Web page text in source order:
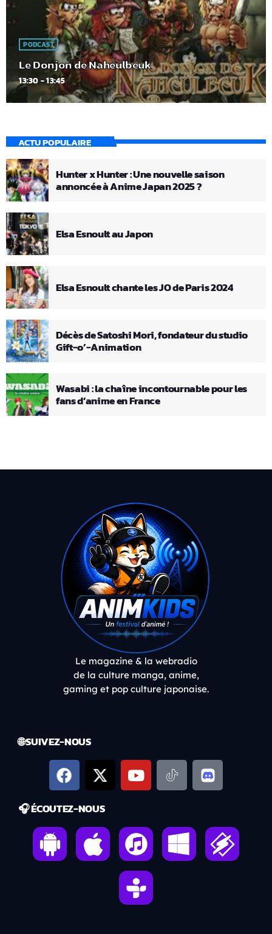
PODCAST
Le Donjon de Naheulbeuk
13:30 - 13:45
ACTU POPULAIRE
Hunter x Hunter : Une nouvelle saison
annoncée à Anime Japan 2025 ?
Elsa Esnoult au Japon
Elsa Esnoult chante les JO de Paris 2024
Décès de Satoshi Mori, fondateur du studio
Gift-o’-Animation
Wasabi : la chaîne incontournable pour les
fans d’anime en France
Le magazine & la webradio
de la culture manga, anime,
gaming et pop culture japonaise.
🌐 SUIVEZ-NOUS
🎧 ÉCOUTEZ-NOUS